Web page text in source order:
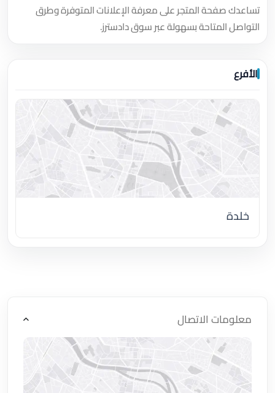
تساعدك صفحة المتجر على معرفة الإعلانات المتوفرة وطرق
التواصل المتاحة بسهولة عبر سوق دادسترز.
الأفرع
خلدة
معلومات الاتصال